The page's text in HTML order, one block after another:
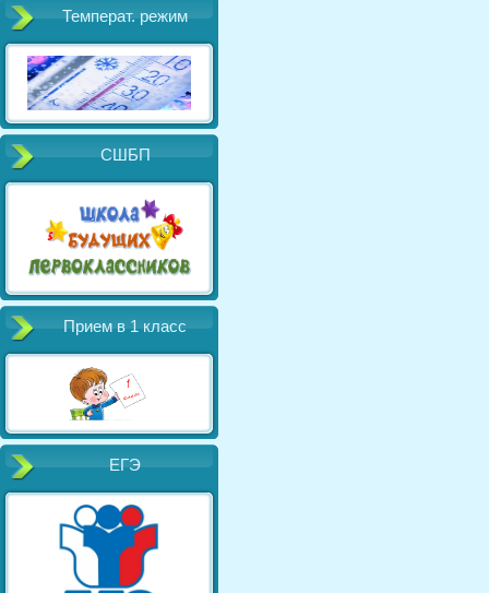
Температ. режим
СШБП
Прием в 1 класс
ЕГЭ